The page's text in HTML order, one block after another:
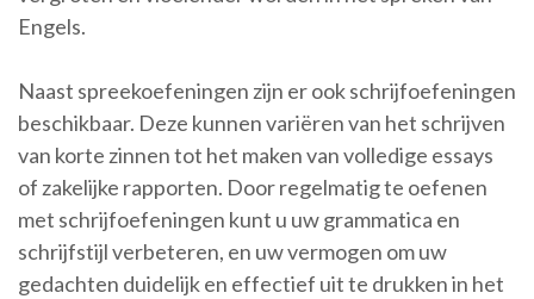
Engels.
Naast spreekoefeningen zijn er ook schrijfoefeningen
beschikbaar. Deze kunnen variëren van het schrijven
van korte zinnen tot het maken van volledige essays
of zakelijke rapporten. Door regelmatig te oefenen
met schrijfoefeningen kunt u uw grammatica en
schrijfstijl verbeteren, en uw vermogen om uw
gedachten duidelijk en effectief uit te drukken in het